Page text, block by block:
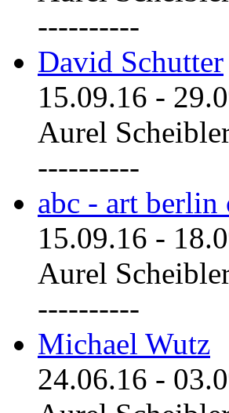
----------
David Schutter
15.09.16 -
Aurel
----------
abc - art
15.09.16 -
Aurel
----------
Michael Wutz
24.06.16 -